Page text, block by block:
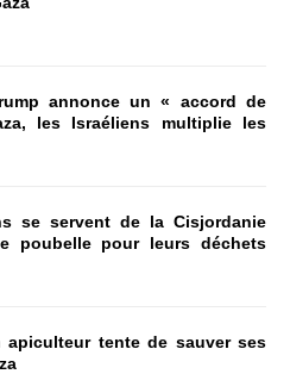
annonce un « accord de
les Israéliens multiplie les
se servent de la Cisjordanie
poubelle pour leurs déchets
apiculteur tente de sauver ses